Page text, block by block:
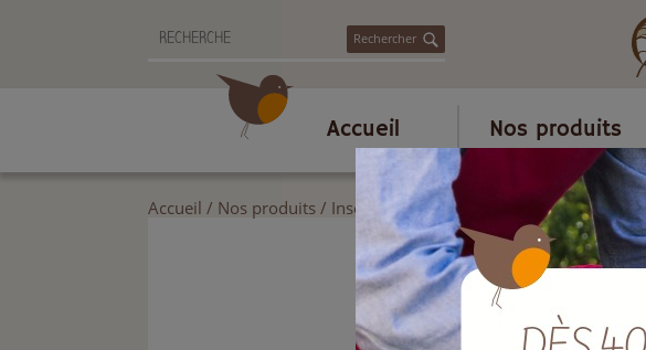
Rechercher
Accueil Nos produits
Accueil / Nos produits / Insecticide ménager, raticides et piégeage